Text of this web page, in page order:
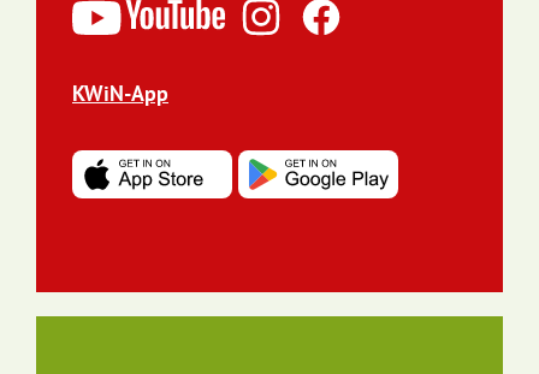
KWiN-App